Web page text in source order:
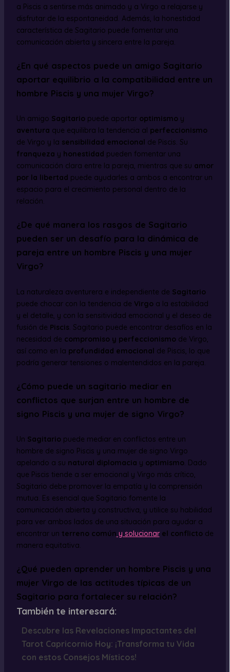
a Piscis a sentirse más animado y a Virgo a relajarse y
disfrutar de la espontaneidad. Además, la honestidad
característica de Sagitario puede fomentar una
comunicación abierta y sincera entre la pareja.
¿En qué aspectos puede un amigo Sagitario
aportar equilibrio a la compatibilidad entre un
hombre Piscis y una mujer Virgo?
Un amigo Sagitariopuede aportar optimismoy
aventura que equilibra la tendencia al perfeccionismo
de Virgo y la sensibilidad emocional de Piscis. Su
franqueza y honestidad pueden fomentar una
comunicación clara entre la pareja, mientras que su amor
por la libertad puede ayudarles a ambos a encontrar un
espacio para el crecimiento personal dentro de la
relación.
¿De qué manera los rasgos de Sagitario
pueden ser un desafío para la dinámica de
pareja entre un hombre Piscis y una mujer
Virgo?
La naturaleza aventurera e independiente de Sagitario
puede chocar con la tendencia de Virgoa la estabilidad
y el detalle, y con la sensitividad emocional y el deseo de
fusión de Piscis. Sagitario puede encontrar desafíos en la
necesidad de compromiso y perfeccionismode Virgo,
así como en la profundidad emocional de Piscis, lo que
podría generar tensiones o malentendidos en la pareja.
¿Cómo puede un sagitario mediar en
conflictos que surjan entre un hombre de
signo Piscis y una mujer de signo Virgo?
Un Sagitariopuede mediar en conflictos entre un
hombre de signo Piscis y una mujer de signo Virgo
apelando a su natural diplomacia y optimismo. Dado
que Piscis tiende a ser emocional y Virgo más crítico,
Sagitario debe promover la empatía y la comprensión
mutua. Es esencial que Sagitario fomente la
comunicación abierta y constructiva, y utilice su habilidad
para ver ambos lados de una situación para ayudar a
encontrar un terreno común y solucionarel conflictode
manera equitativa.
¿Qué pueden aprender un hombre Piscis y una
mujer Virgo de las actitudes típicas de un
Sagitario para fortalecer su relación?
También te interesará:
Descubre las Revelaciones Impactantes del
Tarot Capricornio Hoy: ¡Transforma tu Vida
con estos Consejos Místicos!